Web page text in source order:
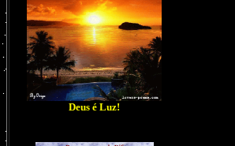
Deus é Luz!